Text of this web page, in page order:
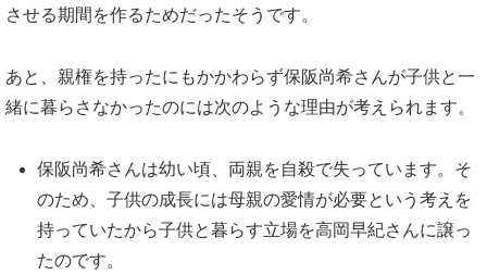
させる期間を作るためだったそうです。
あと、親権を持ったにもかかわらず保阪尚希さんが子供と一
緒に暮らさなかったのには次のような理由が考えられます。
保阪尚希さんは幼い頃、両親を自殺で失っています。そ
のため、子供の成長には母親の愛情が必要という考えを
持っていたから子供と暮らす立場を高岡早紀さんに譲っ
たのです。